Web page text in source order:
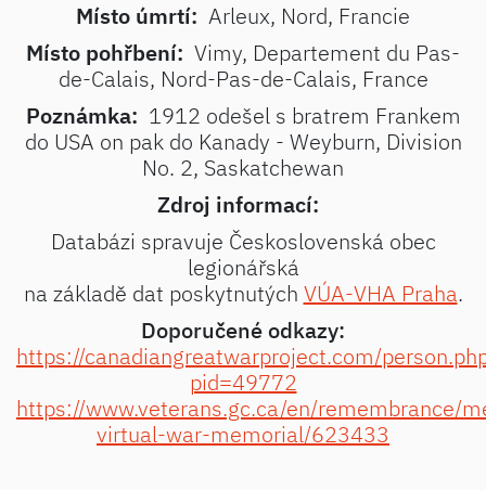
Místo úmrtí: Arleux, Nord, Francie
Místo pohřbení: Vimy, Departement du Pas-
de-Calais, Nord-Pas-de-Calais, France
Poznámka: 1912 odešel s bratrem Frankem
do USA on pak do Kanady - Weyburn, Division
No. 2, Saskatchewan
Zdroj informací:
Databázi spravuje Československá obec
legionářská
na základě dat poskytnutých VÚA-VHA Praha.
Doporučené odkazy:
https://canadiangreatwarproject.com/
pid=49772
https://www.veterans.gc.ca/en/remembrance/
virtual-war-memorial/623433